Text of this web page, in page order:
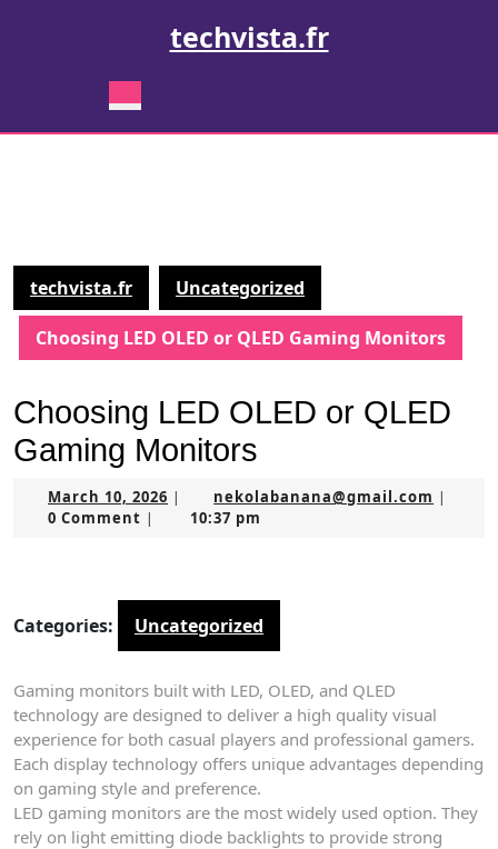
techvista.fr
techvista.fr Uncategorized
Choosing LED OLED or QLED Gaming Monitors
Choosing LED OLED or QLED
Gaming Monitors
March 10, 2026 March
| nekolabanana@gmail.com |
0 Comment | 10:37 pm
Categories: Uncategorized
Gaming monitors built with LED, OLED, and QLED
technology are designed to deliver a high quality visual
experience for both casual players and professional gamers.
Each display technology offers unique advantages depending
on gaming style and preference.
LED gaming monitors are the most widely used option. They
rely on light emitting diode backlights to provide strong